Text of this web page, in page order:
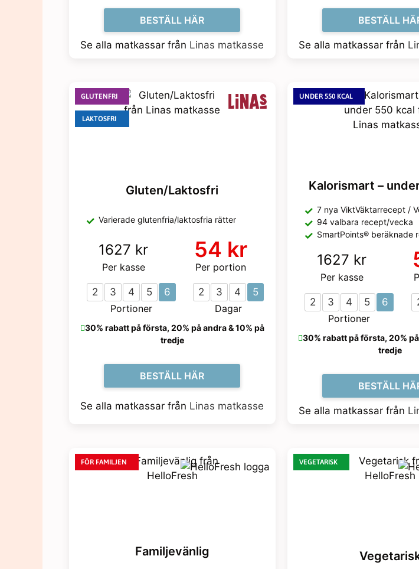
BESTÄLL HÄR
Se alla matkassar från Linas matkasse
BESTÄLL
Se alla matkassar från
GLUTENFRI
LAKTOSFRI
Gluten/Laktosfri
Varierade glutenfria/laktosfria rätter
1627 kr
Per kasse
54 kr
Per portion
2 3 4 5
6
Portioner
2 3 4
5
Dagar
30% rabatt på första, 20% på andra & 10% på
tredje
BESTÄLL HÄR
Se alla matkassar från Linas matkasse
UNDER 550 KCAL
Kalorismart –
7 nya ViktVäktarrecept /
94 valbara recept/vecka
SmartPoints® beräknade
1627 kr
Per kasse
2 3 4 5
6
Portioner
30% rabatt på första, 20%
tredje
BESTÄLL
Se alla matkassar från
FÖR FAMILJEN
Familjevänlig
VEGETARISK
beteende när du
anpassat innehåll
och erbjudanden.